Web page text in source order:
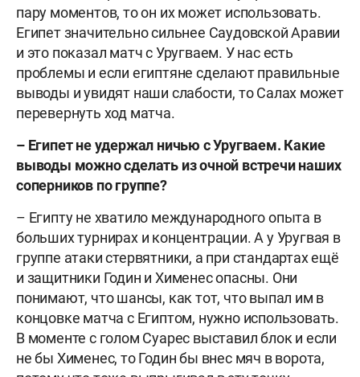
пару моментов, то он их может использовать.
Египет значительно сильнее Саудовской Аравии
и это показал матч с Уругваем. У нас есть
проблемы и если египтяне сделают правильные
выводы и увидят наши слабости, то Салах может
перевернуть ход матча.
– Египет не удержал ничью с Уругваем. Какие
выводы можно сделать из очной встречи наших
соперников по группе?
– Египту не хватило международного опыта в
больших турнирах и концентрации. А у Уругвая в
группе атаки стервятники, а при стандартах ещё
и защитники Годин и Хименес опасны. Они
понимают, что шансы, как тот, что выпал им в
концовке матча с Египтом, нужно использовать.
В моменте с голом Суарес выставил блок и если
не бы Хименес, то Годин бы внес мяч в ворота,